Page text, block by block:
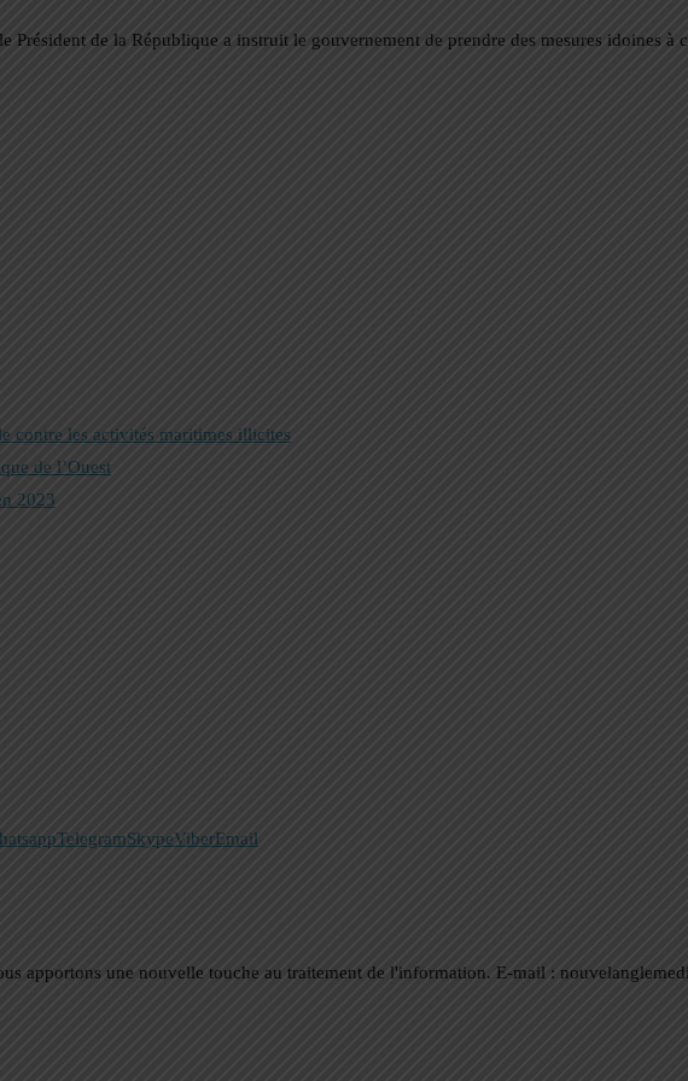
de la République a instruit le gouvernement de prendre des mesures idoines à
contre les activités maritimes illicites
de l’Ouest
2023
TelegramSkypeViberEmail
apportons une nouvelle touche au traitement de l'information. E-mail :